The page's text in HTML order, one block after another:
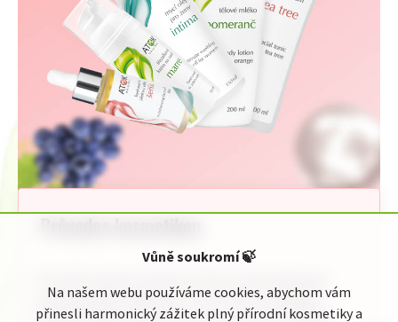
Vůně soukromí🍃
Na našem webu používáme cookies, abychom vám
přinesli harmonický zážitek plný přírodní kosmetiky a
jednoduchého průvodce kosmetickou nabídkou